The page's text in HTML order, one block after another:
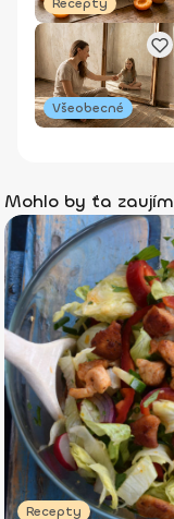
Recepty
Všeobecné
Mohlo by ťa
Recepty